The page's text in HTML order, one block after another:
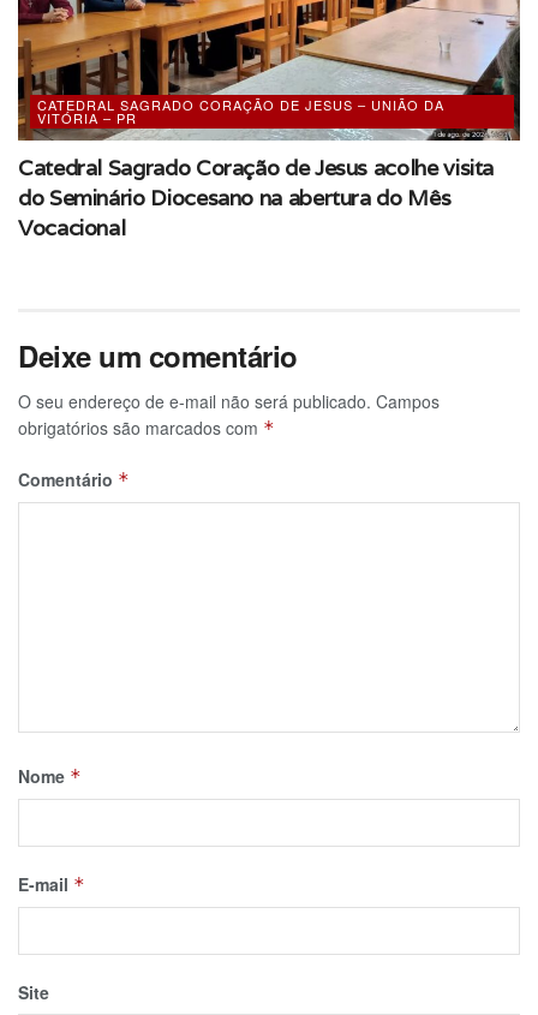
CATEDRAL SAGRADO CORAÇÃO DE JESUS – UNIÃO DA
VITÓRIA – PR
Catedral Sagrado Coração de Jesus acolhe visita
do Seminário Diocesano na abertura do Mês
Vocacional
Deixe um comentário
O seu endereço de e-mail não será publicado. Campos
obrigatórios são marcados com *
Comentário *
Nome *
E-mail *
Site